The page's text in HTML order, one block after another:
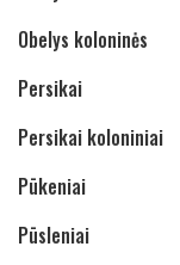
Obelys koloninės
Persikai
Persikai koloniniai
Pūkeniai
Pūsleniai